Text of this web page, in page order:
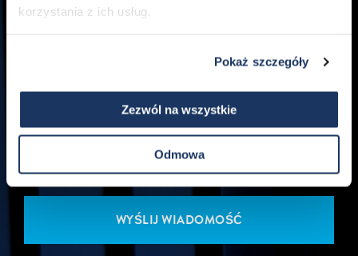
korzystania z ich usług.
Pokaż szczegóły
Zezwól na wszystkie
Odmowa
W którym stanie znajduje się projekt?